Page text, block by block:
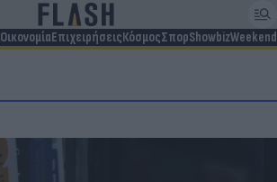
ΟικονομίαΕπιχειρήσειςΚόσμοςΣπορShowbizWeekend